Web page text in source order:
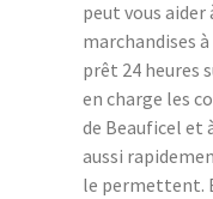
peut vous aider
marchandises
prêt 24 heures
en charge les
de Beauficel et
aussi
le permettent.